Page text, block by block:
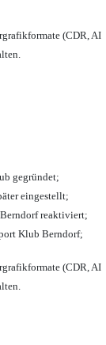
(CDR, AI
gegründet;
eingestellt;
reaktiviert;
Klub Berndorf;
(CDR, AI